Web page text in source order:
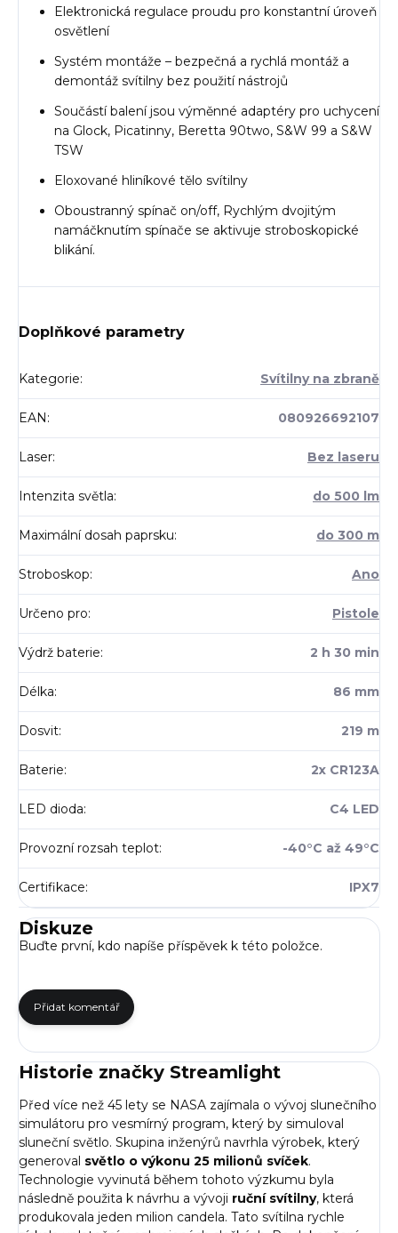
Elektronická regulace proudu pro konstantní úroveň
osvětlení
Systém montáže – bezpečná a rychlá montáž a
demontáž svítilny bez použití nástrojů
Součástí balení jsou výměnné adaptéry pro uchycení
na Glock, Picatinny, Beretta 90two, S&W 99 a S&W
TSW
Eloxované hliníkové tělo svítilny
Oboustranný spínač on/off, Rychlým dvojitým
namáčknutím spínače se aktivuje stroboskopické
blikání.
Doplňkové parametry
Kategorie: Svítilny na zbraně
EAN: 080926692107
Laser: Bez laseru
Intenzita světla: do 500 lm
Maximální dosah paprsku: do 300 m
Stroboskop: Ano
Určeno pro: Pistole
Výdrž baterie: 2 h 30 min
Délka: 86 mm
Dosvit: 219 m
Baterie: 2x CR123A
LED dioda: C4 LED
Provozní rozsah teplot: -40°C až 49°C
Certifikace: IPX7
Diskuze
Buďte první, kdo napíše příspěvek k této položce.
Přidat komentář
Historie značky Streamlight
Před více než 45 lety se NASA zajímala o vývoj slunečního
simulátoru pro vesmírný program, který by simuloval
sluneční světlo. Skupina inženýrů navrhla výrobek, který
generoval světlo o výkonu 25 milionů svíček.
Technologie vyvinutá během tohoto výzkumu byla
následně použita k návrhu a vývoji ruční svítilny, která
produkovala jeden milion candela. Tato svítilna rychle